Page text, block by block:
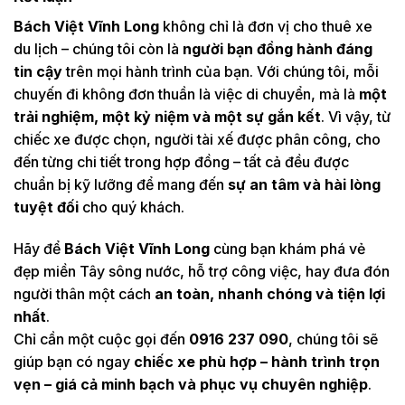
Bách Việt Vĩnh Long không chỉ là đơn vị cho thuê xe
du lịch – chúng tôi còn là người bạn đồng hành đáng
tin cậytrên mọi hành trình của bạn. Với chúng tôi, mỗi
chuyến đi không đơn thuần là việc di chuyển, mà là một
trải nghiệm, một kỷ niệm và một sự gắn kết. Vì vậy, từ
chiếc xe được chọn, người tài xế được phân công, cho
đến từng chi tiết trong hợp đồng – tất cả đều được
chuẩn bị kỹ lưỡng để mang đến sự an tâm và hài lòng
tuyệt đối cho quý khách.
Hãy để Bách Việt Vĩnh Long cùng bạn khám phá vẻ
đẹp miền Tây sông nước, hỗ trợ công việc, hay đưa đón
người thân một cách an toàn, nhanh chóng và tiện lợi
nhất.
Chỉ cần một cuộc gọi đến 0916 237 090, chúng tôi sẽ
giúp bạn có ngay chiếc xe phù hợp – hành trình trọn
vẹn – giá cả minh bạch và phục vụ chuyên nghiệp.